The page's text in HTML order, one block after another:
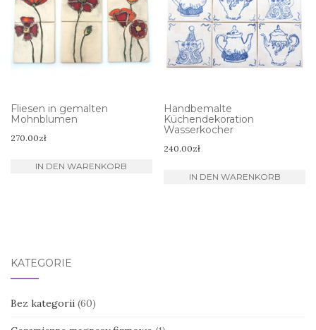
Fliesen in gemalten
Mohnblumen
270.00zł
IN DEN WARENKORB
Handbemalte
Küchendekoration
Wasserkocher
240.00zł
IN DEN WARENKORB
KATEGORIE
Bez kategorii (60)